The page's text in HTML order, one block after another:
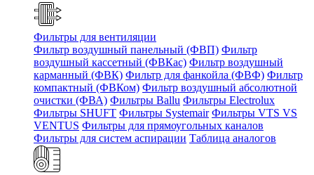
Фильтры для вентиляции
Фильтр воздушный панельный (ФВП) Фильтр
воздушный кассетный (ФВКас) Фильтр воздушный
карманный (ФВК) Фильтр для фанкойла (ФВФ) Фильтр
компактный (ФВКом) Фильтр воздушный абсолютной
очистки (ФВА) Фильтры Ballu Фильтры Electrolux
Фильтры SHUFT Фильтры Systemair Фильтры VTS VS
VENTUS Фильтры для прямоугольных каналов
Фильтры для систем аспирации Таблица аналогов